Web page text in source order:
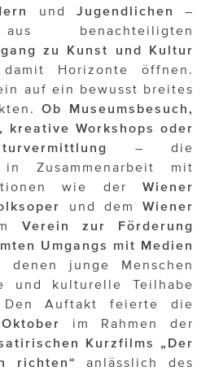
und Jugendlichen
–
benachteiligten
zu Kunst und Kultur
Horizonte öffnen.
auf ein bewusst breites
Ob Museumsbesuch,
kreative Workshops oder
– die
Zusammenarbeit mit
wie der Wiener
und demWiener
Verein zur Förderung
Umgangs mit Medien
denen junge Menschen
und kulturelle Teilhabe
Den Auftakt feierte die
im Rahmen der
Kurzfilms „Der
richten“anlässlich des